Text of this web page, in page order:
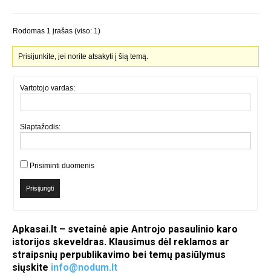
Rodomas 1 įrašas (viso: 1)
Prisijunkite, jei norite atsakyti į šią temą.
Vartotojo vardas:
Slaptažodis:
Prisiminti duomenis
Prisijungti
Apkasai.lt – svetainė apie Antrojo pasaulinio karo
istorijos skeveldras. Klausimus dėl reklamos ar
straipsnių perpublikavimo bei temų pasiūlymus
siųskite info@nodum.lt